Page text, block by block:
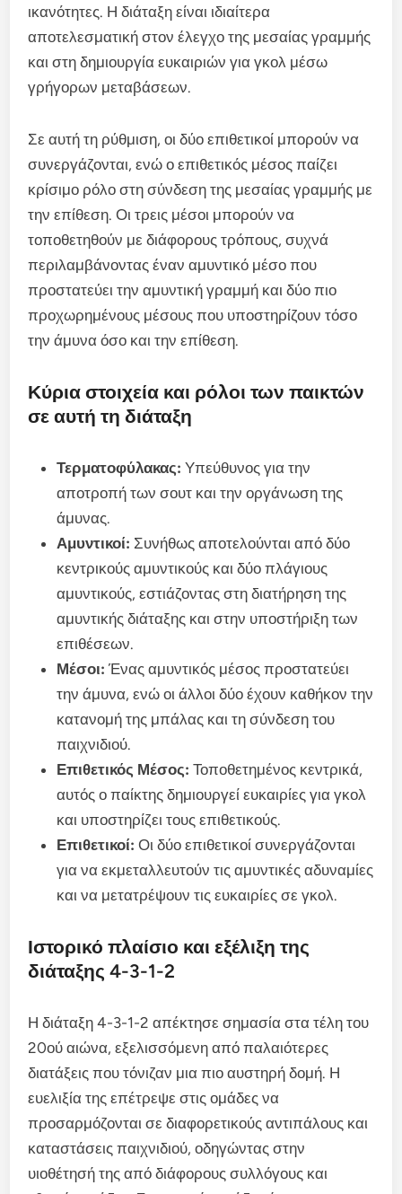
ικανότητες. Η διάταξη είναι ιδιαίτερα
αποτελεσματική στον έλεγχο της μεσαίας γραμμής
και στη δημιουργία ευκαιριών για γκολ μέσω
γρήγορων μεταβάσεων.
Σε αυτή τη ρύθμιση, οι δύο επιθετικοί μπορούν να
συνεργάζονται, ενώ ο επιθετικός μέσος παίζει
κρίσιμο ρόλο στη σύνδεση της μεσαίας γραμμής με
την επίθεση. Οι τρεις μέσοι μπορούν να
τοποθετηθούν με διάφορους τρόπους, συχνά
περιλαμβάνοντας έναν αμυντικό μέσο που
προστατεύει την αμυντική γραμμή και δύο πιο
προχωρημένους μέσους που υποστηρίζουν τόσο
την άμυνα όσο και την επίθεση.
Κύρια στοιχεία και ρόλοι των παικτών
σε αυτή τη διάταξη
Τερματοφύλακας: Υπεύθυνος για την
αποτροπή των σουτ και την οργάνωση της
άμυνας.
Αμυντικοί: Συνήθως αποτελούνται από δύο
κεντρικούς αμυντικούς και δύο πλάγιους
αμυντικούς, εστιάζοντας στη διατήρηση της
αμυντικής διάταξης και στην υποστήριξη των
επιθέσεων.
Μέσοι: Ένας αμυντικός μέσος προστατεύει
την άμυνα, ενώ οι άλλοι δύο έχουν καθήκον την
κατανομή της μπάλας και τη σύνδεση του
παιχνιδιού.
Επιθετικός Μέσος: Τοποθετημένος κεντρικά,
αυτός ο παίκτης δημιουργεί ευκαιρίες για γκολ
και υποστηρίζει τους επιθετικούς.
Επιθετικοί: Οι δύο επιθετικοί συνεργάζονται
για να εκμεταλλευτούν τις αμυντικές αδυναμίες
και να μετατρέψουν τις ευκαιρίες σε γκολ.
Ιστορικό πλαίσιο και εξέλιξη της
διάταξης 4-3-1-2
Η διάταξη 4-3-1-2 απέκτησε σημασία στα τέλη του
20ού αιώνα, εξελισσόμενη από παλαιότερες
διατάξεις που τόνιζαν μια πιο αυστηρή δομή. Η
ευελιξία της επέτρεψε στις ομάδες να
προσαρμόζονται σε διαφορετικούς αντιπάλους και
καταστάσεις παιχνιδιού, οδηγώντας στην
υιοθέτησή της από διάφορους συλλόγους και